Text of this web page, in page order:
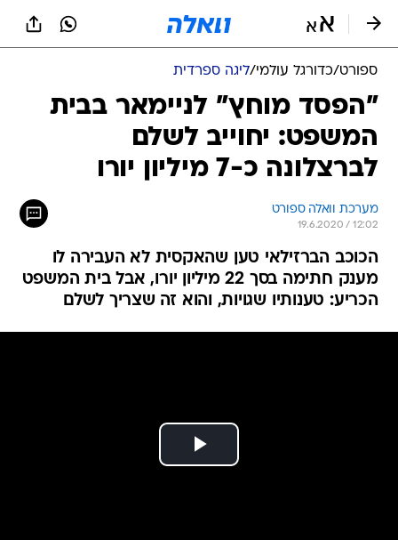
ספורט/כדורגל עולמי/ליגה ספרדית
"הפסד מוחץ" לניימאר בבית
המשפט: יחוייב לשלם
לברצלונה כ-7 מיליון יורו
מערכת וואלה ספורט
19.6.2020 / 12:02
הכוכב הברזילאי טען שהאקסית לא העבירה לו
מענק חתימה בסך 22 מיליון יורו, אבל בית המשפט
הכריע: טענותיו שגויות, והוא זה שצריך לשלם